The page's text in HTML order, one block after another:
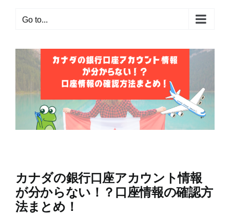
Go to...
カナダの銀行口座アカウント情報
が分からない！？口座情報の確認方
法まとめ！